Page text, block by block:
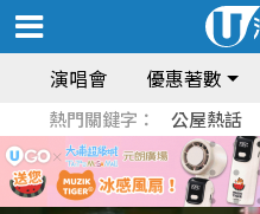
演唱會 優惠著數
熱門關鍵字： 公屋熱話